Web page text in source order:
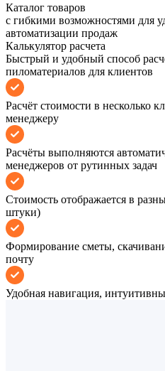
Каталог товаров
с гибкими возможностями для
автоматизации продаж
Калькулятор расчета
Быстрый и удобный способ
пиломатериалов для клиентов
Расчёт стоимости в несколько
менеджеру
Расчёты выполняются
менеджеров от рутинных задач
Стоимость отображается в
штуки)
Формирование сметы,
почту
Удобная навигация,